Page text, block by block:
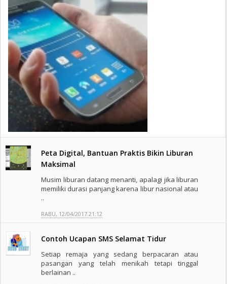
Peta Digital, Bantuan Praktis Bikin Liburan
Maksimal
Musim liburan datang menanti, apalagi jika liburan
memiliki durasi panjang karena libur nasional atau
..
RABU, 12/04/2017 21:12
Contoh Ucapan SMS Selamat Tidur
Setiap remaja yang sedang berpacaran atau
pasangan yang telah menikah tetapi tinggal
berlainan ..